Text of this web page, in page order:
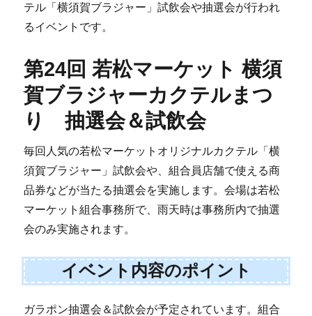
テル「横須賀ブラジャー」試飲会や抽選会が行われ
るイベントです。
第24回 若松マーケット 横須
賀ブラジャーカクテルまつ
り 抽選会＆試飲会
毎回人気の若松マーケットオリジナルカクテル「横
須賀ブラジャー」試飲会や、組合員店舗で使える商
品券などが当たる抽選会を実施します。会場は若松
マーケット組合事務所で、雨天時は事務所内で抽選
会のみ実施されます。
イベント内容のポイント
ガラポン抽選会＆試飲会が予定されています。組合